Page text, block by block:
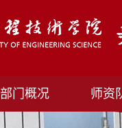
部门概况 师资